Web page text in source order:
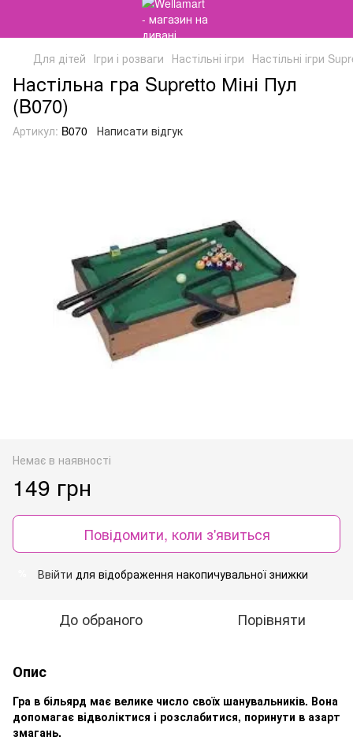
Для дітей Ігри і розваги Настільні ігри Настільні ігри
Настільна гра Supretto Міні Пул
(B070)
Артикул: B070 Написати відгук
Немає в наявності
149 грн
Повідомити, коли з'явиться
Ввійти для відображення накопичувальної знижки
До обраного Порівняти
Опис
Гра в більярд має велике число своїх шанувальників. Вона
допомагає відволіктися і розслабитися, поринути в азарт
змагань.